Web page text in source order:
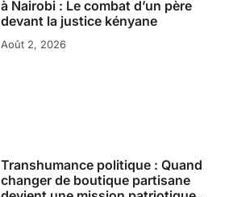
à Nairobi : Le combat d’un père
devant la justice kényane
Août 2, 2026
Transhumance politique : Quand
changer de boutique partisane